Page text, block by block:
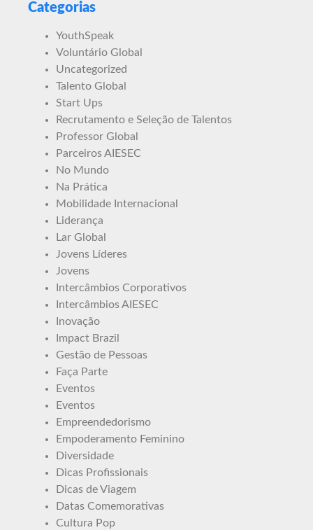
Categorias
YouthSpeak
Voluntário Global
Uncategorized
Talento Global
Start Ups
Recrutamento e Seleção de Talentos
Professor Global
Parceiros AIESEC
No Mundo
Na Prática
Mobilidade Internacional
Liderança
Lar Global
Jovens Líderes
Jovens
Intercâmbios Corporativos
Intercâmbios AIESEC
Inovação
Impact Brazil
Gestão de Pessoas
Faça Parte
Eventos
Eventos
Empreendedorismo
Empoderamento Feminino
Diversidade
Dicas Profissionais
Dicas de Viagem
Datas Comemorativas
Cultura Pop